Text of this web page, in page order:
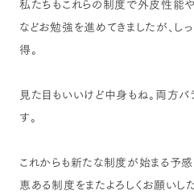
私たちもこれらの制度で外皮性能
などお勉強を進めてきましたが、し
得。
見た目もいいけど中身もね。両方
す。
これからも新たな制度が始まる予
恵ある制度をまたよろしくお願いし